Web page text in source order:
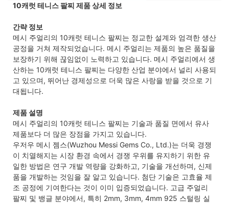
10캐럿 테니스 팔찌 제품 상세 정보
간략 정보
메시 주얼리의 10캐럿 테니스 팔찌는 정교한 설계와 엄격한 생산
공정을 거쳐 제작되었습니다. 메시 주얼리는 제품의 높은 품질을
보장하기 위해 끊임없이 노력하고 있습니다. 메시 주얼리에서 생
산하는 10캐럿 테니스 팔찌는 다양한 산업 분야에서 널리 사용되
고 있으며, 뛰어난 경제성으로 더욱 많은 사랑을 받을 것으로 기
대됩니다.
제품 설명
메시 주얼리의 10캐럿 테니스 팔찌는 기술과 품질 면에서 유사
제품보다 더 많은 장점을 가지고 있습니다.
우저우 메시 젬스(Wuzhou Messi Gems Co., Ltd.)는 더욱 경쟁
이 치열해지는 시장 환경 속에서 경쟁 우위를 유지하기 위한 유
일한 방법은 연구 개발 역량을 강화하고, 기술을 개선하며, 신제
품을 개발하는 것임을 잘 알고 있습니다. 첨단 기술은 고효율 제
조 공정에 기여한다는 것이 이미 입증되었습니다. 고급 주얼리
팔찌 및 뱅글 분야에서, 특히 2mm, 3mm, 4mm 925 스털링 실